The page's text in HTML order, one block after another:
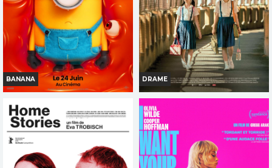
VF
VI
OCAP
VOST
FR
BANANA
MONSTRES
Horaires et Infos
Bande-annonce
DRAME
Bande-annonce